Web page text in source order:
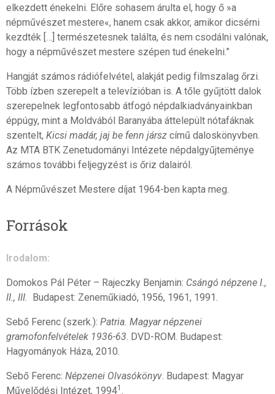
elkezdett énekelni. Előre sohasem árulta el, hogy ő »a
népművészet mestere«, hanem csak akkor, amikor dicsérni
kezdték […] természetesnek találta, és nem csodálni valónak,
hogy a népművészet mestere szépen tud énekelni.”
Hangját számos rádiófelvétel, alakját pedig filmszalag őrzi.
Több ízben szerepelt a televízióban is. A tőle gyűjtött dalok
szerepelnek legfontosabb átfogó népdalkiadványainkban
éppúgy, mint a Moldvából Baranyába áttelepült nótafáknak
szentelt, Kicsi madár, jaj be fenn járszcímű daloskönyvben.
Az MTA BTK Zenetudományi Intézete népdalgyűjteménye
számos további feljegyzést is őriz dalairól.
A Népművészet Mestere díjat 1964-ben kapta meg.
Források
Irodalom:
Domokos Pál Péter – Rajeczky Benjamin: Csángó népzene I.,
II., III.
Budapest: Zeneműkiadó, 1956, 1961, 1991.
Sebő Ferenc (szerk.): Patria. Magyar népzenei
gramofonfelvételek 1936-63. DVD-ROM. Budapest:
Hagyományok Háza, 2010.
Sebő Ferenc: Népzenei Olvasókönyv. Budapest: Magyar
Művelődési Intézet, 19941 .